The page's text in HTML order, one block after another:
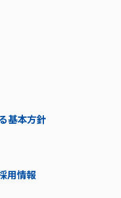
基本方針
用情報